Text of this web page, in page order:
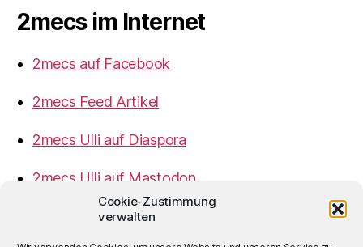
Cookie-Zustimmung
verwalten
2mecs im Internet
2mecs auf Facebook
2mecs Feed Artikel
2mecs Ulli auf Diaspora
2mecs Ulli auf Mastodon